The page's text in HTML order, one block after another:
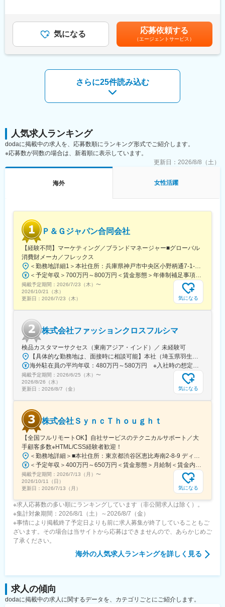
理 等）
・支払・国内買掛金管理（支払処理、航空会社精算 等）
※上記における、いずれかの業務を担務していただきます。面接の
【役割・ミッション】
駐在先においては、財務経理責任者として、予算、決算、税務、
資金繰り、監査対応などに対応して頂きます。現地マネージャー
やスタッフの管理も重要な仕事であり、会社運営の一翼を担って
【直近の駐在実績】
現在15名が経理責任者及び担当者として海外拠点で活躍中です。
グローバルコース社員はほぼ全員が海外勤務のチャンスがあり、
日本法人の経理部で10年以上勤務する社員の８割超が海外赴任を
経験しております。キャリア採用社員は3年5カ月で海外赴任とな
(Benelux) B.V.／KWE-Kintetsu World Express (S) Pte Ltd.／
Kintetsu World Express (Clark) Inc.／KWE-Kintetsu World
Express (Thailand) Co., Ltd.／Kintetsu World Express (Malaysia)
Sdn. Bhd.／Kintetsu World Express (India) Pvt. Ltd.／Kintetsu
World Express (China) Co., Ltd.
■勤務地：米州（USA）／欧州（オランダ）／東南アジア（シンガ
ポール／フィリピン／タイ／マレーシア/インド）／東アジア（中
国、香港）
■事業内容：貨物利用運送事業（航空、海上、鉄道）など
変更の範囲：会社の定める業務
年収はあくまでも想定となります。残業20h／月想定分の残業代
+賞与を含んでおります。※面接時にご経験を踏まえて、オファー
致しますので、ご経験や年齢によって変動する場合がございま
す。賃金はあくまでも目安の金額であり、選考を通じて上下する
気になる 応募依頼する
（エージェントサービス）
さらに25件読み込む
人気求人ランキング
dodaに掲載中の求人を、応募数順にランキング形式でご紹介します。
※応募数が同数の場合は、新着順に表示しています。
更新日： 2026/8/8（土）
海外 女性活躍
Ｐ＆Ｇジャパン合同会社
【経験不問】マーケティング／ブランドマネージャー■グローバル
消費財メーカ／フレックス
掲載予定期間： 2026/7/23（木） 〜
2026/10/21（水）
更新日： 2026/7/23（木） 気になる
株式会社ファッションクロスフルシマ
検品カスタマーサクセス（東南アジア・インド）／ 未経験可
掲載予定期間： 2026/6/25（木） 〜
2026/8/26（水）
更新日： 2026/8/7（金） 気になる
株式会社ＳｙｎｃＴｈｏｕｇｈｔ
【全国フルリモートOK】自社サービスのテクニカルサポート／大
手顧客多数※HTML/CSS経験者歓迎！
掲載予定期間： 2026/7/13（月） 〜
2026/10/11（日）
更新日： 2026/7/13（月） 気になる
※求人応募数の多い順にランキングしています（非公開求人は除く）。
※集計対象期間：2026/8/1（土）～2026/8/7（金）
※事情により掲載終了予定日よりも前に求人募集が終了していることもご
ざいます。その場合は当サイトから応募はできませんので、あらかじめご
了承ください。
海外の人気求人ランキングを詳しく見る
求人の傾向
dodaに掲載中の求人に関するデータを、カテゴリごとにご紹介します。